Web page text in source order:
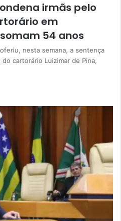
irmãs pelo
em
54 anos
nesta semana, a sentença
cartorário Luizimar de Pina,